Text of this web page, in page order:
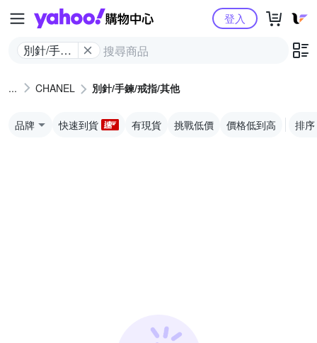
Yahoo購物中心
別針/手鍊/
登入
CHANEL 別針/手鍊/戒指/其他
品牌 快速到貨 有現貨 挑戰低價 價格低到高 排序